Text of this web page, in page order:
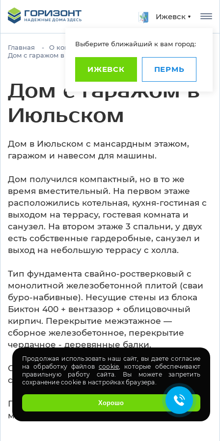
Ижевск
Выберите ближайший к вам город:
ИЖЕВСК ПЕРМЬ
Главная О компании
Новости
Дом с гаражом в Июльском
Дом с гаражом в
Июльском
Дом в Июльском с мансардным этажом,
гаражом и навесом для машины.
Дом получился компактный, но в то же
время вместительный. На первом этаже
расположились котельная, кухня-гостиная с
выходом на террасу, гостевая комната и
санузел. На втором этаже 3 спальни, у двух
есть собственные гардеробные, санузел и
выход на небольшую террасу с холла.
Тип фундамента свайно-ростверковый с
монолитной железобетонной плитой (сваи
буро-набивные). Несущие стены из блока
Биктон 400 + вентзазор + облицовочный
кирпич. Перекрытие межэтажное —
сборное железобетонное, перекрытие
чердачное - деревянные балки.
Стоимость строительства коробки дома
составила 4,5 млн руб.
Построим Вам такой же дом за 6-5-6
месяцев по самой выгодной цене!
Продолжая использовать наш сайт, вы даете согласие
на обработку файлов cookie, которые обеспечивают
правильную работу сайта. Вы можете запретить
сохранение cookie в настройках браузера.
Хорошо